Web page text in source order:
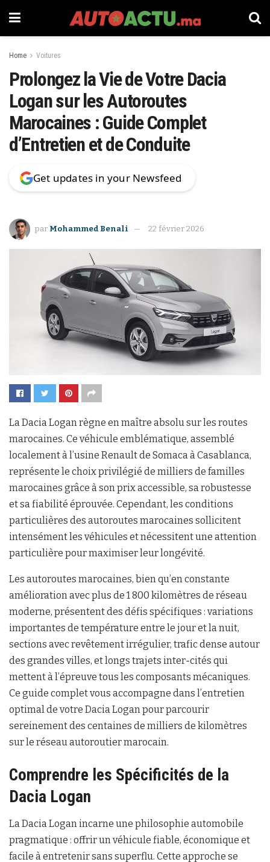
Home Voitures
Prolongez la Vie de Votre Dacia
Logan sur les Autoroutes
Marocaines : Guide Complet
d’Entretien et de Conduite
Get updates in your Newsfeed
par Mohammed Benali 22 février 2026
La Dacia Logan règne en maître absolu sur les routes
marocaines. Ce véhicule emblématique, assemblé
localement à l’usine Renault de Somaca à Casablanca,
représente le choix privilégié de milliers de familles
marocaines grâce à son prix accessible, sa robustesse
et sa fiabilité éprouvée. Cependant, les conditions
particulières des autoroutes marocaines sollicitent
intensément les véhicules et nécessitent une attention
particulière pour maximiser leur longévité.
Les autoroutes marocaines, bien qu’en constante
amélioration avec plus de 1 800 kilomètres de réseau
moderne, présentent des défis spécifiques : variations
importantes de température entre le jour et la nuit,
sections avec revêtement irrégulier, trafic dense autour
des grandes villes, et longs trajets inter-cités qui
mettent à l’épreuve tous les composants mécaniques.
Ce guide complet vous accompagne dans l’entretien
optimal de votre Dacia Logan pour parcourir
sereinement des centaines de milliers de kilomètres
sur le réseau autoroutier marocain.
Comprendre les Spécificités de la
Dacia Logan
La Dacia Logan incarne une philosophie automobile
pragmatique : offrir un véhicule fiable, économique et
facile à entretenir sans superflu. Cette approche se